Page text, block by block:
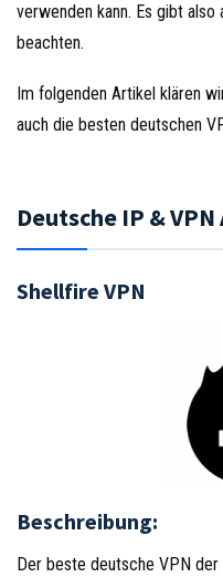
verwenden kann. Es gibt also
beachten.
Im folgenden Artikel klären
auch die besten deutschen
Deutsche IP &
Shellfire VPN
Beschreibung:
Der beste deutsche VPN